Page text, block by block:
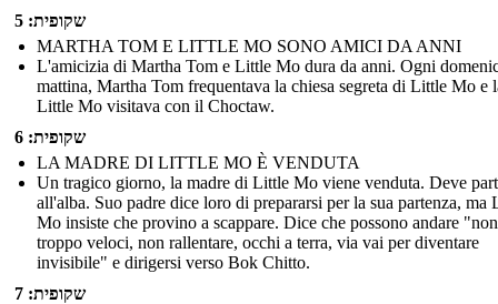
שקופית: 5
MARTHA TOM E LITTLE MO SONO AMICI DA ANNI
L'amicizia di Martha Tom e Little Mo dura da anni. Ogni
mattina, Martha Tom frequentava la chiesa segreta di Little Mo e
Little Mo visitava con il Choctaw.
שקופית: 6
LA MADRE DI LITTLE MO È VENDUTA
Un tragico giorno, la madre di Little Mo viene venduta. Deve
all'alba. Suo padre dice loro di prepararsi per la sua partenza, ma
Mo insiste che provino a scappare. Dice che possono andare "non
troppo veloci, non rallentare, occhi a terra, via vai per diventare
invisibile" e dirigersi verso Bok Chitto.
שקופית: 7